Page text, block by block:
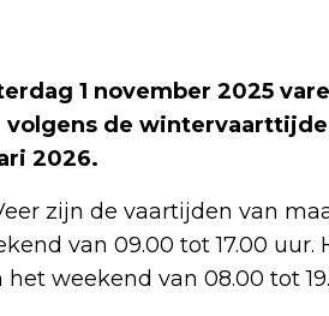
1 november 2025
volgens de
2026.
zijn de vaartijden van
van 09.00 tot 17.00
het weekend van 08.00 tot